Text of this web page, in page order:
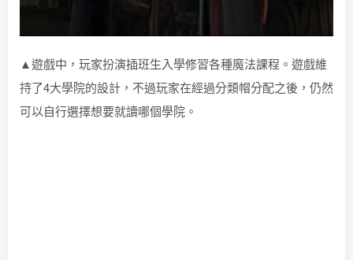
▲遊戲中，玩家扮演插班生入學修習各種魔法課程。遊戲維
持了4大學院的設計，不過玩家在經過分類帽分配之後，仍然
可以自行選擇想要就讀哪個學院。